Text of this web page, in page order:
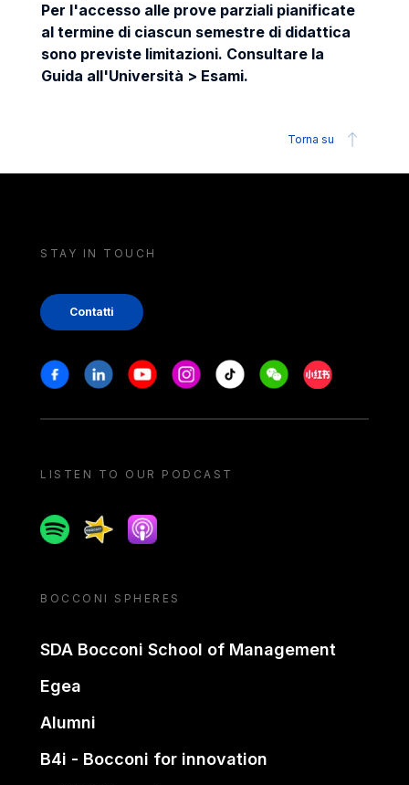
Per l'accesso alle prove parziali pianificate
al termine di ciascun semestre di didattica
sono previste limitazioni. Consultare la
Guida all'Università > Esami.
Torna su
STAY IN TOUCH
Contatti
Stay in touch
FacebookLinkedinYoutubeInstagram
Tiktok WeechatXiaohongshu/
LISTEN TO OUR PODCAST
SpotifySpreakerApple podcast
BOCCONI SPHERES
SDA Bocconi School of Management
Egea
Alumni
B4i - Bocconi for innovation